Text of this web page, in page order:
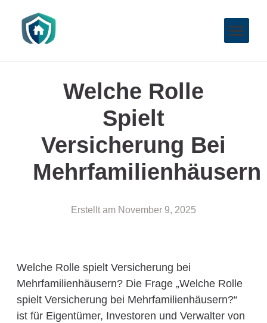
Welche Rolle
Spielt
Versicherung Bei
Mehrfamilienhäusern
Erstellt am November 9, 2025
Welche Rolle spielt Versicherung bei
Mehrfamilienhäusern? Die Frage „Welche Rolle
spielt Versicherung bei Mehrfamilienhäusern?“
ist für Eigentümer, Investoren und Verwalter von